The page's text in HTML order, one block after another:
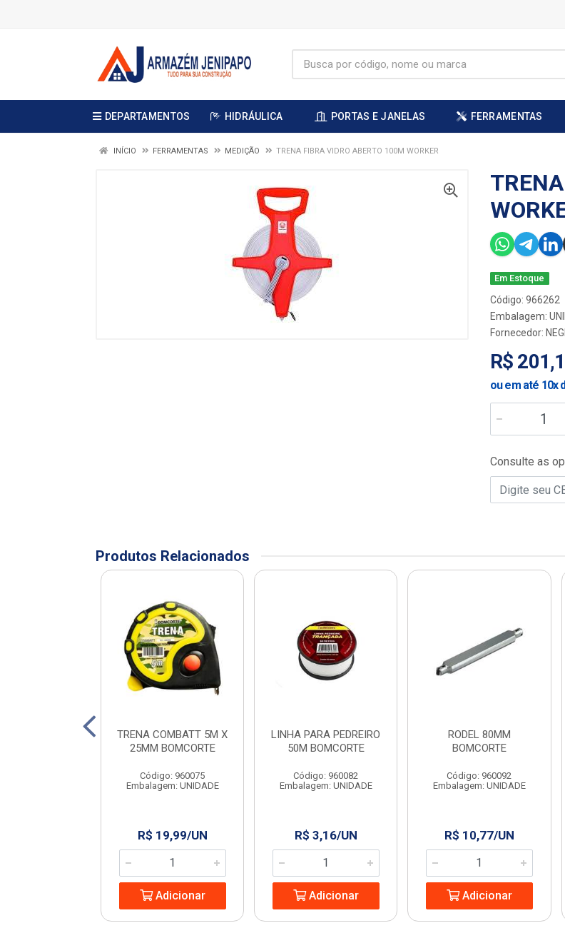
DEPARTAMENTOS HIDRÁULICA PORTAS E JANELAS FERRAMENTAS
INÍCIO FERRAMENTAS MEDIÇÃO TRENA FIBRA VIDRO ABERTO 100M WORKER
Em Estoque
Código: 966262
Embalagem:
Fornecedor:
R$
ou em até 10x
Consulte as
Produtos Relacionados
TRENA COMBATT 5M X
25MM BOMCORTE
Código: 960075
Embalagem: UNIDADE
R$ 19,99/UN
Adicionar
LINHA PARA PEDREIRO
50M BOMCORTE
Código: 960082
Embalagem: UNIDADE
R$ 3,16/UN
Adicionar
RODEL 80MM
BOMCORTE
Código: 960092
Embalagem: UNIDADE
R$ 10,77/UN
Adicionar